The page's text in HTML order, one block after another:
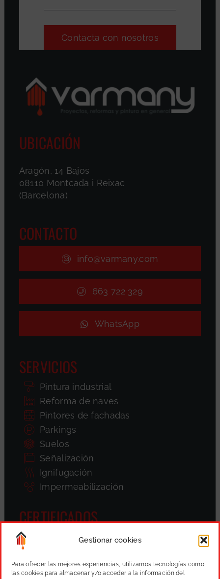
Gestionar cookies
Para ofrecer las mejores experiencias, utilizamos tecnologías como
las cookies para almacenar y/o acceder a la información del
Contacta con nosotros
UBICACIÓN
Aragón, 14 Bajos
08110 Montcada i Reixac
(Barcelona)
CONTACTO
info@varmany.com
663 722 329
WhatsApp
SERVICIOS
Pintura industrial
Reforma de naves
Pintores de fachadas
Parkings
Suelos
Señalización
Ignifugación
Impermeabilización
CERTIFICADOS